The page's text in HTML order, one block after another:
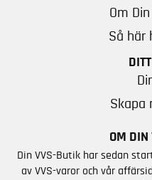
Om
Så här
Skapa
OM
Din VVS-Butik har sedan
av VVS-varor och vår